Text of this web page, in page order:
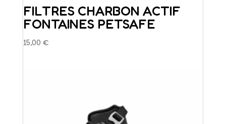
FILTRES CHARBON ACTIF
FONTAINES PETSAFE
15,00 €